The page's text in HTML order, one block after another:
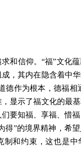
和信仰。“福”文化
，其内在隐含着中
德作为根本，德福相
显示了福文化的最
要知福、享福、惜
得”的境界精神，希
制和约束，这也是中